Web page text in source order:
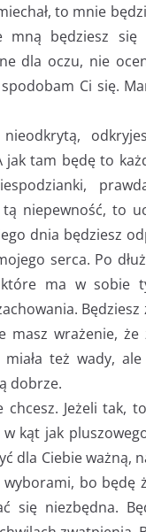
to mnie
mną będziesz
dla oczu, nie
Ci się.
tam będę to
niepewność, to
dnia będziesz
serca. Po
ma w sobie
masz wrażenie,
miała też wady,
dobrze.
Jeżeli tak,
kąt jak
dla Ciebie ważną,
bo
się niezbędna.